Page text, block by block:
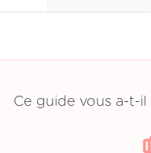
Ce guide vous a-t-